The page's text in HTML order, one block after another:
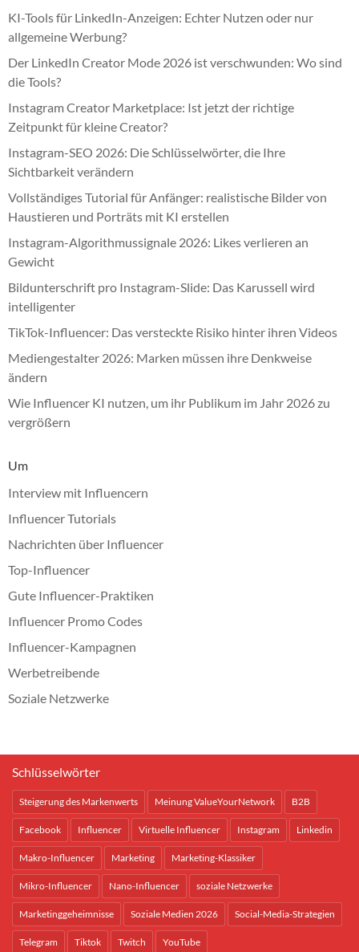
KI-Tools für LinkedIn-Anzeigen: Echter Nutzen oder nur
allgemeine Werbung?
Der LinkedIn Creator Mode 2026 ist verschwunden: Wo sind
die Tools?
Instagram Creator Marketplace: Ist jetzt der richtige
Zeitpunkt für kleine Creator?
Instagram-SEO 2026: Die Schlüsselwörter, die Ihre
Sichtbarkeit verändern
Vollständiges Tutorial für Anfänger: realistische Bilder von
Haustieren und Porträts mit KI erstellen
Instagram-Algorithmussignale 2026: Likes verlieren an
Gewicht
Bildunterschrift pro Instagram-Slide: Das Karussell wird
intelligenter
TikTok-Influencer: Das versteckte Risiko hinter ihren Videos
Mediengestalter 2026: Marken müssen ihre Denkweise
ändern
Wie Influencer KI nutzen, um ihr Publikum im Jahr 2026 zu
vergrößern
Um
Interview mit Influencern
Influencer Tutorials
Nachrichten über Influencer
Top-Influencer
Gute Influencer-Praktiken
Influencer Promo Codes
Influencer-Kampagnen
Werbetreibende
Soziale Netzwerke
Schlüsselwörter
Steigerung des Markenwerts Meinung ValueYourNetwork B2B
Facebook Influencer Virtuelle Influencer Instagram Linkedin
Makro-Influencer Marketing Marketing-Klassiker
Mikro-Influencer Nano-Influencer soziale Netzwerke
Marketinggeheimnisse Soziale Medien 2026 Social-Media-Strategien
Telegram Tiktok Twitch YouTube